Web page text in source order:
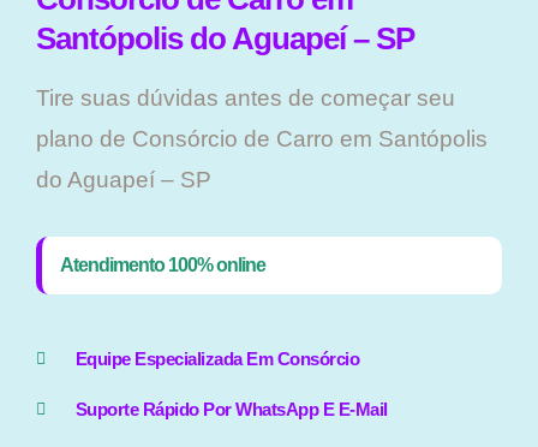
Santópolis do Aguapeí – SP
Tire suas dúvidas antes de começar seu
plano ​de Consórcio de Carro em Santópolis
do Aguapeí – SP
Atendimento 100% online
Equipe Especializada Em Consórcio
Suporte Rápido Por WhatsApp E E-Mail